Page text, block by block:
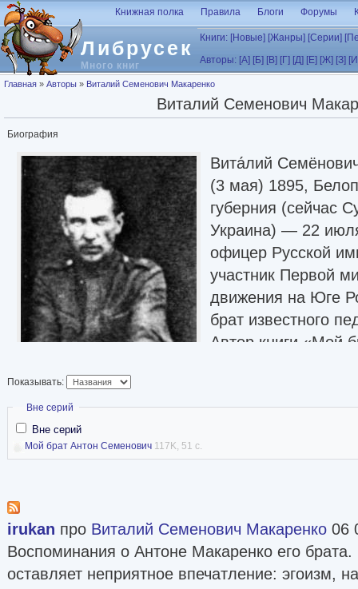
Перейти к основному содержанию
Либрусек
Много книг
Книжная полка Правила Блоги Форумы
Книги: [Новые] [Жанры] [Серии]
Авторы: [А] [Б] [В] [Г] [Д] [Е] [Ж] [З]
Вы здесь
Главная » Авторы » Виталий Семенович Макаренко
Виталий Семенович
Биография
Вита́лий
(3 мая) 1895,
губерния (сейчас
Украина) — 22
офицер Русской
участник Первой
движения на Юге
брат известного
Автор книги «Мой
Показывать:
Скрыть
Вне серий
Вне серий
Мой брат Антон Семенович 117K, 51 с.
irukan про Виталий Семенович Макаренко 06
Воспоминания о Антоне Макаренко его
оставляет неприятное впечатление: эгоизм,